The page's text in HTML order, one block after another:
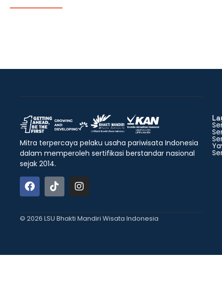
Mitra terpercaya pelaku usaha pariwisata Indonesia
dalam memperoleh sertifikasi berstandar nasional
sejak 2014.
© 2026 LSU Bhakti Mandiri Wisata Indonesia